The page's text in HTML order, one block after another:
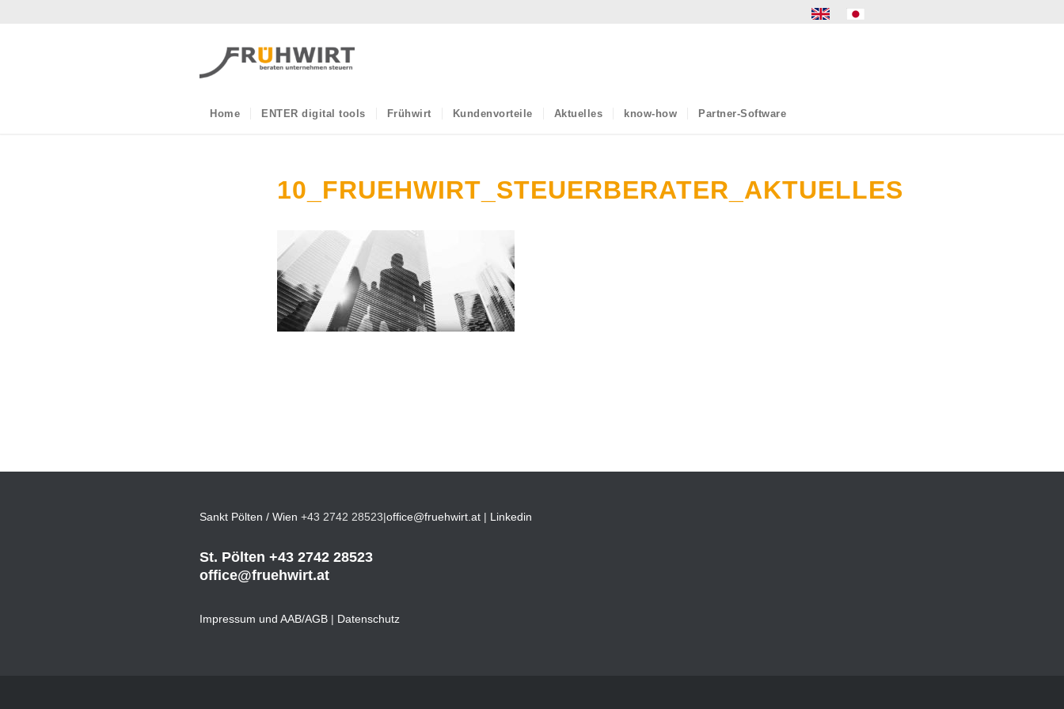
Home ENTER digital tools Frühwirt Kundenvorteile Aktuelles know-how Partner-Software
10_FRUEHWIRT_STEUERBERATER_AKTUELLES
Sankt Pölten / Wien +43 2742 28523|office@fruehwirt.at | Linkedin
St. Pölten +43 2742 28523
office@fruehwirt.at
Impressum und AAB/AGB | Datenschutz